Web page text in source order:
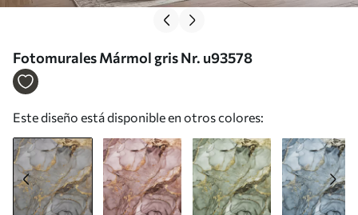
Fotomurales Mármol gris Nr. u93578
Este diseño está disponible en otros colores: